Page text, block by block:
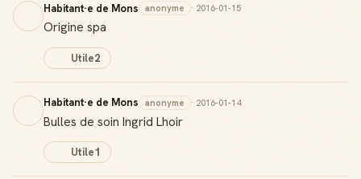
Habitant·e de Mons anonyme · 2016-01-15
Origine spa
Utile2
Habitant·e de Mons anonyme · 2016-01-14
Bulles de soin Ingrid Lhoir
Utile1